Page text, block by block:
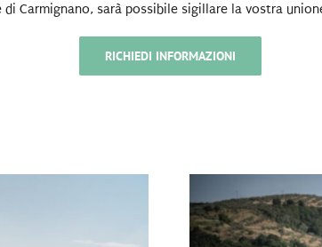
di Carmignano, sarà possibile sigillare la vostra
RICHIEDI INFORMAZIONI